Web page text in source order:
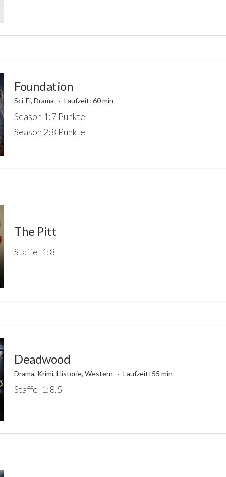
Foundation
Sci-Fi, Drama Laufzeit: 60 min
Season 1: 7 Punkte
Season 2: 8 Punkte
The Pitt
Staffel 1: 8
Deadwood
Drama, Krimi, Historie, Western Laufzeit: 55 min
Staffel 1: 8.5